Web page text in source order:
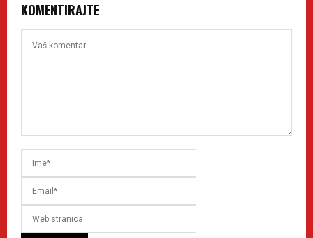
KOMENTIRAJTE